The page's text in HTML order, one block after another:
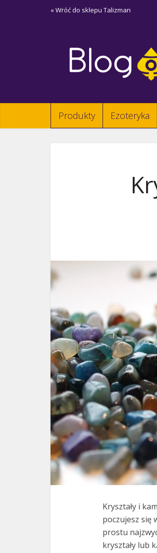
« Wróć do sklepu Talizman
Produkty Ezoteryka
Kryształy i
poczujesz się
prostu
kryształy lub